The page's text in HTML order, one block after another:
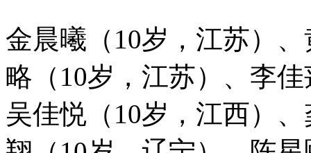
金晨曦（10岁，江苏
略（10岁，江苏）、李
吴佳悦（10岁，江西）